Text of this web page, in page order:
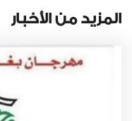
المزيد من الأخبار